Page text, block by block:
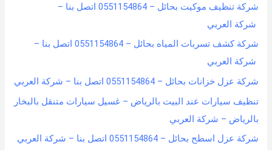
شركة تنظيف موكيت بحائل – 0551154864 اتصل بنا –
شركة العربي
شركة كشف تسربات المياه بحائل – 0551154864 اتصل بنا –
شركة العربي
شركة عزل خزانات بحائل – 0551154864 اتصل بنا – شركة العربي
تنظيف سيارات عند البيت بالرياض – غسيل سيارات متنقل بالبخار
بالرياض – شركة العربي
شركة عزل اسطح بحائل – 0551154864 اتصل بنا – شركة العربي